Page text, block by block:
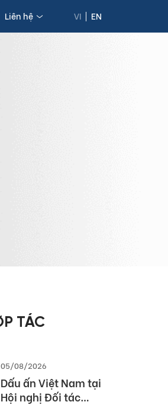
Liên hệ VI EN
TÁC
05/08/2026
Dấu ấn Việt Nam tại
Hội nghị Đối tác